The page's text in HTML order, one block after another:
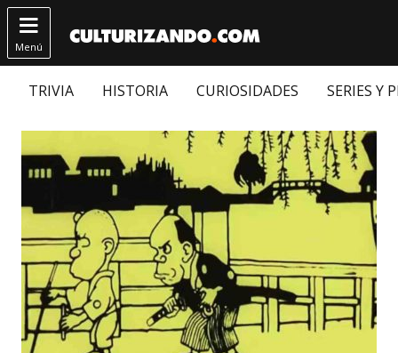

Menú
TRIVIA HISTORIA CURIOSIDADES SERIES Y